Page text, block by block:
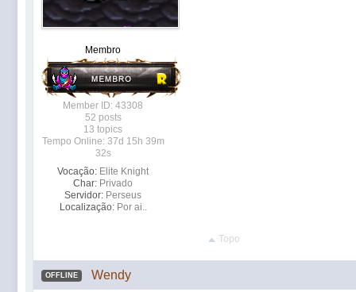
Membro
Member ID: 43308
52 posts
13 topics
Tempo Online: 37d 15h 39m
32s
Vocação: Elite Knight
Char: Privado
Servidor: Perseus
Localização: Por ai..
Topo
OFFLINE Wendy